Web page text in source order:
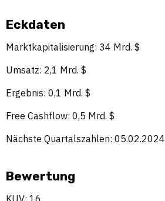
Eckdaten
Marktkapitalisierung: 34 Mrd. $
Umsatz: 2,1 Mrd. $
Ergebnis: 0,1 Mrd. $
Free Cashflow: 0,5 Mrd. $
Nächste Quartalszahlen: 05.02.2024
Bewertung
KUV: 16